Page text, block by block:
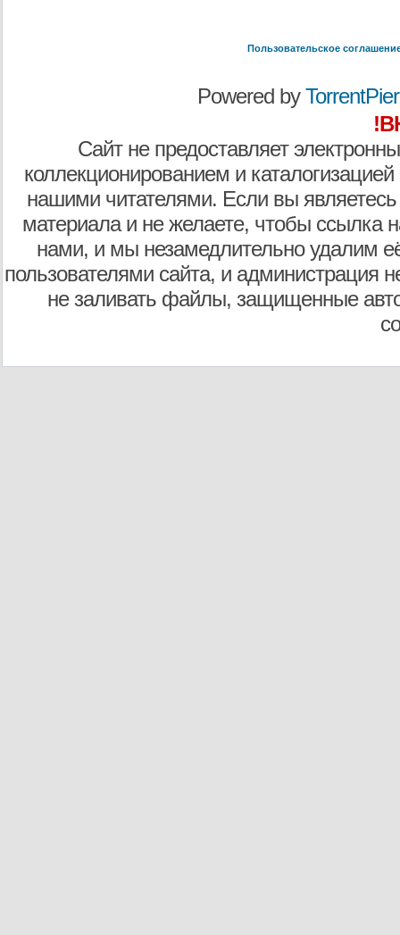
Пользовательское
Powered by
Сайт не предоставляет
коллекционированием и
нашими читателями. Если вы являетесь
материала и не желаете, чтобы ссылка
нами, и мы незамедлительно удалим
пользователями сайта, и администрация
не заливать файлы, защищенные